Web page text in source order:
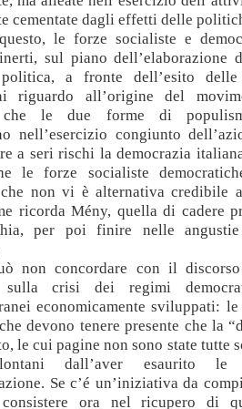
cementate dagli effetti delle
le forze socialiste e
sul piano dell’elaborazione
politica, a fronte dell’esito
riguardo all’origine del
che le due forme di
nell’esercizio congiunto
a seri rischi la democrazia
le forze socialiste
non vi è alternativa credibile
ricorda Mény, quella di cadere
per poi finire nelle
non concordare con il
sulla crisi dei regimi
economicamente sviluppati:
devono tenere presente che la
le cui pagine non sono state tutte
dall’aver esaurito le
Se c’é un’iniziativa da
ora nel ricupero di